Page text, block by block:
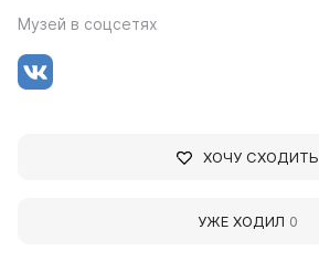
Музей в соцсетях
ХОЧУ СХОДИТЬ
УЖЕ ХОДИЛ 0